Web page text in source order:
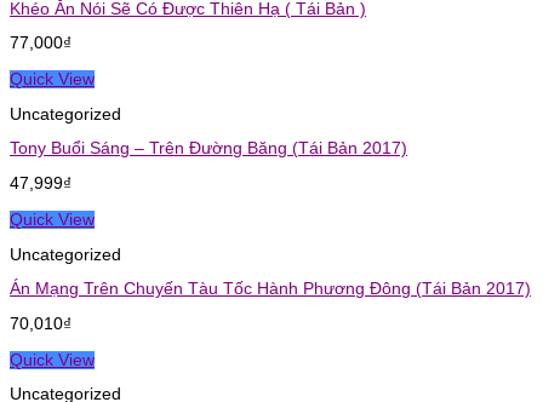
Khéo Ăn Nói Sẽ Có Được Thiên Hạ ( Tái Bản )
77,000₫
Quick View
Uncategorized
Tony Buổi Sáng – Trên Đường Băng (Tái Bản 2017)
47,999₫
Quick View
Uncategorized
Án Mạng Trên Chuyến Tàu Tốc Hành Phương Đông (Tái Bản 2017)
70,010₫
Quick View
Uncategorized